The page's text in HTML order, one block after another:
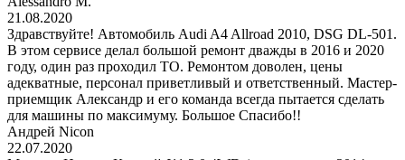
21.08.2020
Здравствуйте! Автомобиль Audi A4 Allroad 2010, DSG DL-501.
В этом сервисе делал большой ремонт дважды в 2016 и 2020
году, один раз проходил ТО. Ремонтом доволен, цены
адекватные, персонал приветливый и ответственный. Мастер-
приемщик Александр и его команда всегда пытается сделать
для машины по максимуму. Большое Спасибо!!
Андрей Nicon
22.07.2020